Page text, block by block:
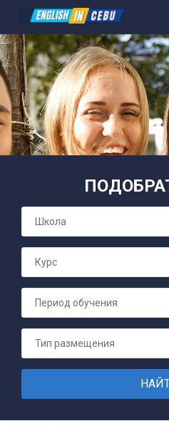
Школа
Курс
Период обучения
Тип размещения